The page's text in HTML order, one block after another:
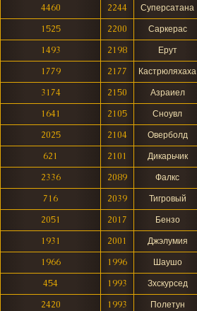
4460
2244
Суперсатана
1525
2200
Саркерас
1493
2198
Ерут
1779
2177
Кастрюляхаха
3174
2150
Азраиел
1641
2105
Сноувл
2025
2104
Оверболд
621
2101
Дикарьчик
2336
2089
Фалкс
716
2039
Тигровый
2051
2017
Бензо
1931
2001
Джэлумия
1966
1996
Шаушо
454
1993
Зхскурсед
2420
1993
Полетун